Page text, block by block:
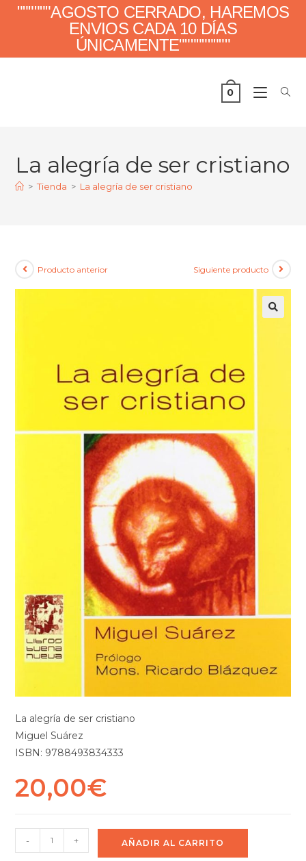
""""""AGOSTO CERRADO, HAREMOS
ENVIOS CADA 10 DÍAS
ÚNICAMENTE"""""""""
0
La alegría de ser cristiano
> Tienda > La alegría de ser cristiano
Producto anterior Siguiente producto
La alegría de ser cristiano
Miguel Suárez
ISBN: 9788493834333
20,00€
- + AÑADIR AL CARRITO